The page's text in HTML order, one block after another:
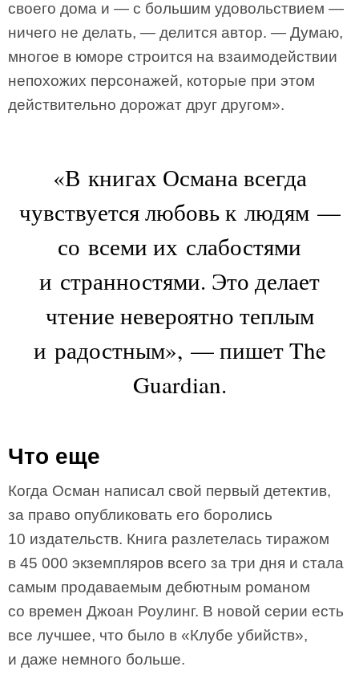
своего дома и — с большим удовольствием —
ничего не делать, — делится автор. — Думаю,
многое в юморе строится на взаимодействии
непохожих персонажей, которые при этом
действительно дорожат друг другом».
«В книгах Османа всегда
чувствуется любовь к людям —
со всеми их слабостями
и странностями. Это делает
чтение невероятно теплым
и радостным», — пишет The
Guardian.
Что еще
Когда Осман написал свой первый детектив,
за право опубликовать его боролись
10 издательств. Книга разлетелась тиражом
в 45 000 экземпляров всего за три дня и стала
самым продаваемым дебютным романом
со времен Джоан Роулинг. В новой серии есть
все лучшее, что было в «Клубе убийств»,
и даже немного больше.